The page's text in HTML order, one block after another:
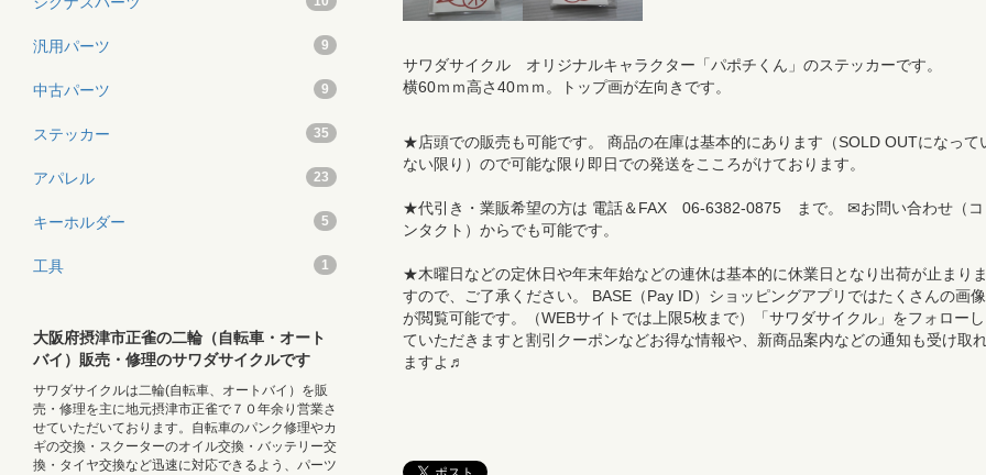
汎用パーツ 9
中古パーツ 9
ステッカー 35
アパレル 23
キーホルダー 5
工具 1
大阪府摂津市正雀の二輪（自転車・オート
バイ）販売・修理のサワダサイクルです
サワダサイクルは二輪(自転車、オートバイ）を販
売・修理を主に地元摂津市正雀で７０年余り営業さ
せていただいております。自転車のパンク修理やカ
ギの交換・スクーターのオイル交換・バッテリー交
換・タイヤ交換など迅速に対応できるよう、パーツ
サワダサイクル オリジナルキャラクター「パポチくん」のステッカーです。
横60ｍｍ高さ40ｍｍ。トップ画が左向きです。
★店頭での販売も可能です。 商品の在庫は基本的にあります（SOLD OUTになって
ない限り）ので可能な限り即日での発送をこころがけております。
★代引き・業販希望の方は 電話＆FAX 06-6382-0875 まで。 ✉お問い合わせ（コ
ンタクト）からでも可能です。
★木曜日などの定休日や年末年始などの連休は基本的に休業日となり出荷が止まりま
すので、ご了承ください。 BASE（Pay ID）ショッピングアプリではたくさんの画像
が閲覧可能です。（WEBサイトでは上限5枚まで）「サワダサイクル」をフォローし
ていただきますと割引クーポンなどお得な情報や、新商品案内などの通知も受け取
ますよ♬